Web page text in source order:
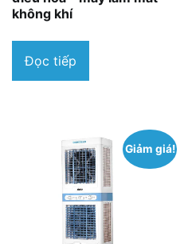
không khí
Đọc tiếp
Giảm giá!